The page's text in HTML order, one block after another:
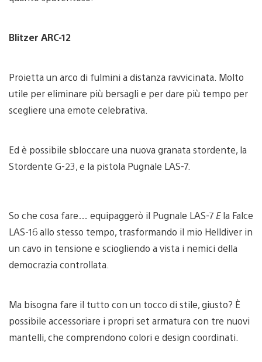
Blitzer ARC-12
Proietta un arco di fulmini a distanza ravvicinata. Molto
utile per eliminare più bersagli e per dare più tempo per
scegliere una emote celebrativa.
Ed è possibile sbloccare una nuova granata stordente, la
Stordente G-23, e la pistola Pugnale LAS-7.
So che cosa fare… equipaggerò il Pugnale LAS-7Ela Falce
LAS-16 allo stesso tempo, trasformando il mio Helldiver in
un cavo in tensione e sciogliendo a vista i nemici della
democrazia controllata.
Ma bisogna fare il tutto con un tocco di stile, giusto? È
possibile accessoriare i propri set armatura con tre nuovi
mantelli, che comprendono colori e design coordinati.